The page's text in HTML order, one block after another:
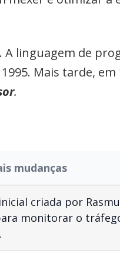
A linguagem de
Mais tarde,
.
mudanças
criada por
monitorar o